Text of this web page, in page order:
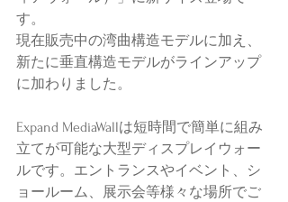
す。
現在販売中の湾曲構造モデルに加え、
新たに垂直構造モデルがラインアップ
に加わりました。
Expand MediaWallは短時間で簡単に組み
立てが可能な大型ディスプレイウォー
ルです。エントランスやイベント、シ
ョールーム、展示会等様々な場所でご